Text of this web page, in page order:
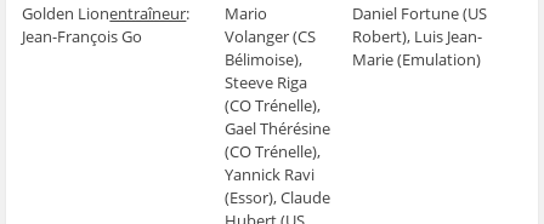
Golden Lionentraîneur:
Jean-François Go
Mario
Volanger (CS
Bélimoise),
Steeve Riga
(CO Trénelle),
Gael Thérésine
(CO Trénelle),
Yannick Ravi
(Essor), Claude
Daniel Fortune (US
Robert), Luis Jean-
Marie (Emulation)